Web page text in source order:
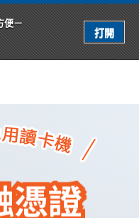
便－
憑證